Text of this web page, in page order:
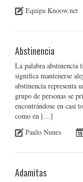
Equipa Knoow.net
Abstinencia
La palabra abstinencia
significa mantenerse
abstinencia representa
grupo de personas se
encontrándose en casi
como en […]
Paulo Nunes
Adamitas